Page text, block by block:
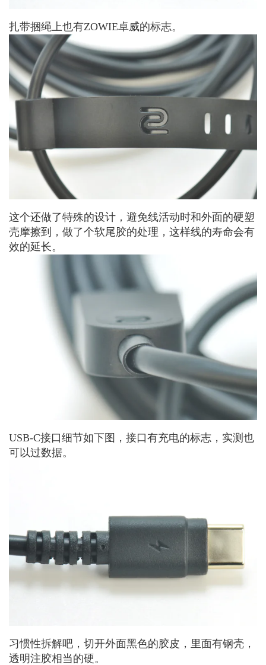
扎带捆绳上也有ZOWIE卓威的标志。
这个还做了特殊的设计，避免线活动时和外面的硬塑
壳摩擦到，做了个软尾胶的处理，这样线的寿命会有
效的延长。
USB-C接口细节如下图，接口有充电的标志，实测也
可以过数据。
习惯性拆解吧，切开外面黑色的胶皮，里面有钢壳，
透明注胶相当的硬。